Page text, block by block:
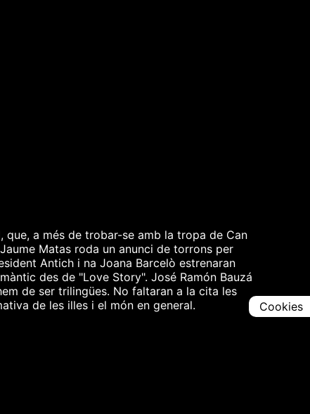
que, a més de trobar-se amb la tropa de Can
Matas roda un anunci de torrons per
Antich i na Joana Barcelò estrenaran
des de "Love Story". José Ramón Bauzá
de ser trilingües. No faltaran a la cita les
de les illes i el món en general.
Cookies